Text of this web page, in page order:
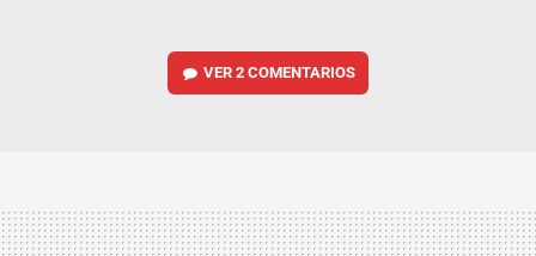
VER2 COMENTARIOS